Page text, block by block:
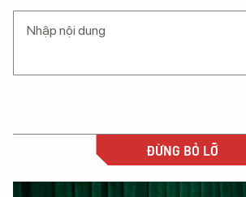
ĐỪNG BỎ LỠ